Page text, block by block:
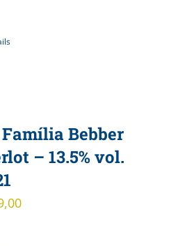
Família Bebber
– 13.5% vol.